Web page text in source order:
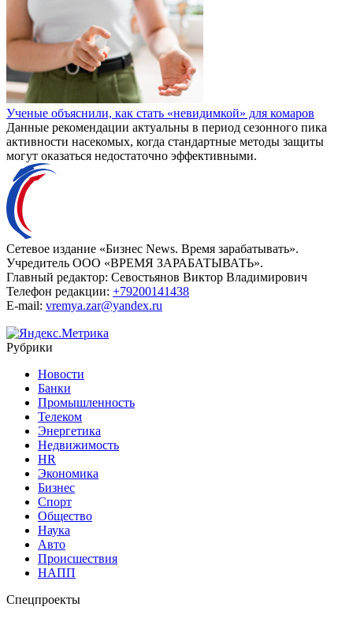
Ученые объяснили, как стать «невидимкой» для комаров
Данные рекомендации актуальны в период сезонного пика
активности насекомых, когда стандартные методы защиты
могут оказаться недостаточно эффективными.
Сетевое издание «Бизнес News. Время зарабатывать».
Учредитель ООО «ВРЕМЯ ЗАРАБАТЫВАТЬ».
Главный редактор: Севостьянов Виктор Владимирович
Телефон редакции: +79200141438
E-mail: vremya.zar@yandex.ru
Рубрики
Новости
Банки
Промышленность
Телеком
Энергетика
Недвижимость
HR
Экономика
Бизнес
Спорт
Общество
Наука
Авто
Происшествия
НАПП
Спецпроекты